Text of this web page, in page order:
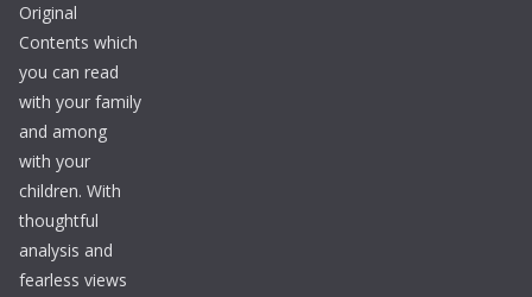
Original
Contents which
you can read
with your family
and among
with your
children. With
thoughtful
analysis and
fearless views